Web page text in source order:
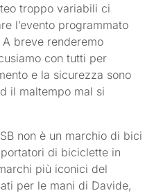
troppo variabili ci
l’evento programmato
breve renderemo
con tutti per
e la sicurezza sono
il maltempo mal si
non è un marchio di bici
di biciclette in
più iconici del
per le mani di Davide,